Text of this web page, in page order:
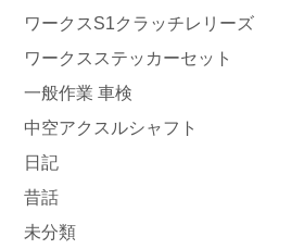
ワークスS1クラッチレリーズ
ワークスステッカーセット
一般作業 車検
中空アクスルシャフト
日記
昔話
未分類